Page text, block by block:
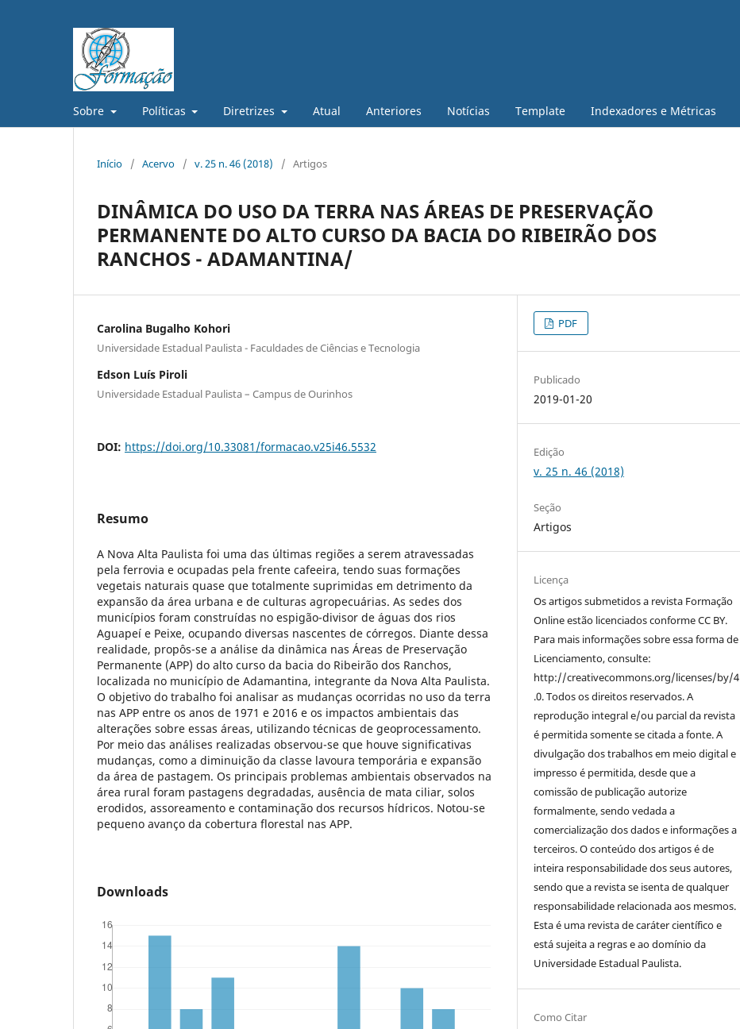
Sobre Políticas Diretrizes Atual Anteriores Notícias Template Indexadores e Métricas
Início / Acervo / v. 25 n. 46 (2018) / Artigos
DINÂMICA DO USO DA TERRA NAS ÁREAS DE PRESERVAÇÃO
PERMANENTE DO ALTO CURSO DA BACIA DO RIBEIRÃO DOS
RANCHOS - ADAMANTINA/
Carolina Bugalho Kohori
Universidade Estadual Paulista - Faculdades de Ciências e Tecnologia
Edson Luís Piroli
Universidade Estadual Paulista – Campus de Ourinhos
DOI: https://doi.org/10.33081/formacao.v25i46.5532
Resumo
A Nova Alta Paulista foi uma das últimas regiões a serem atravessadas
pela ferrovia e ocupadas pela frente cafeeira, tendo suas formações
vegetais naturais quase que totalmente suprimidas em detrimento da
expansão da área urbana e de culturas agropecuárias. As sedes dos
municípios foram construídas no espigão-divisor de águas dos rios
Aguapeí e Peixe, ocupando diversas nascentes de córregos. Diante dessa
realidade, propôs-se a análise da dinâmica nas Áreas de Preservação
Permanente (APP) do alto curso da bacia do Ribeirão dos Ranchos,
localizada no município de Adamantina, integrante da Nova Alta Paulista.
O objetivo do trabalho foi analisar as mudanças ocorridas no uso da terra
nas APP entre os anos de 1971 e 2016 e os impactos ambientais das
alterações sobre essas áreas, utilizando técnicas de geoprocessamento.
Por meio das análises realizadas observou-se que houve significativas
mudanças, como a diminuição da classe lavoura temporária e expansão
da área de pastagem. Os principais problemas ambientais observados na
área rural foram pastagens degradadas, ausência de mata ciliar, solos
erodidos, assoreamento e contaminação dos recursos hídricos. Notou-se
pequeno avanço da cobertura florestal nas APP.
Downloads
PDF
Publicado
2019-01-20
Edição
v. 25 n. 46 (2018)
Seção
Artigos
Licença
Os artigos submetidos a revista Formação
Online estão licenciados conforme CC BY.
Para mais informações sobre essa forma de
Licenciamento, consulte:
http://creativecommons.org/licenses/by/4
.0. Todos os direitos reservados. A
reprodução integral e/ou parcial da revista
é permitida somente se citada a fonte. A
divulgação dos trabalhos em meio digital e
impresso é permitida, desde que a
comissão de publicação autorize
formalmente, sendo vedada a
comercialização dos dados e informações a
terceiros. O conteúdo dos artigos é de
inteira responsabilidade dos seus autores,
sendo que a revista se isenta de qualquer
responsabilidade relacionada aos mesmos.
Esta é uma revista de caráter científico e
está sujeita a regras e ao domínio da
Universidade Estadual Paulista.
Como Citar